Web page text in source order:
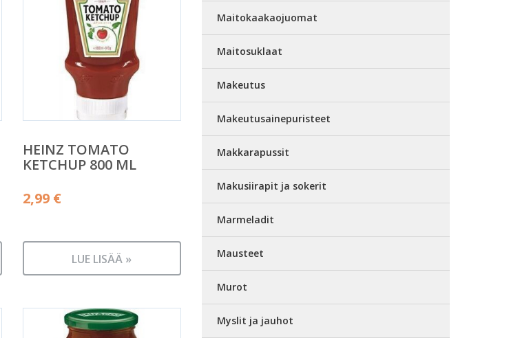
HEINZ TOMATO
KETCHUP 800 ML
2,99 €
LUE LISÄÄ »
Maitokaakaojuomat
Maitosuklaat
Makeutus
Makeutusainepuristeet
Makkarapussit
Makusiirapit ja sokerit
Marmeladit
Mausteet
Murot
Myslit ja jauhot